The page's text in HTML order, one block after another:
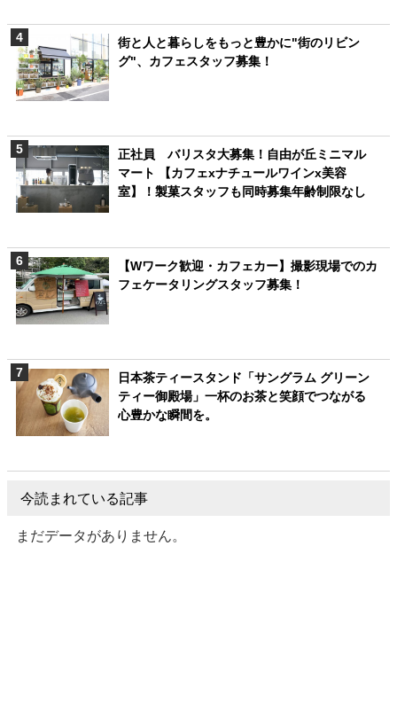
街と人と暮らしをもっと豊かに"街のリビン
グ"、カフェスタッフ募集！
正社員 バリスタ大募集！自由が丘ミニマル
マート 【カフェxナチュールワインx美容
室】！製菓スタッフも同時募集年齢制限なし
【Wワーク歓迎・カフェカー】撮影現場でのカ
フェケータリングスタッフ募集！
日本茶ティースタンド「サングラム グリーン
ティー御殿場」一杯のお茶と笑顔でつながる
心豊かな瞬間を。
今読まれている記事
まだデータがありません。